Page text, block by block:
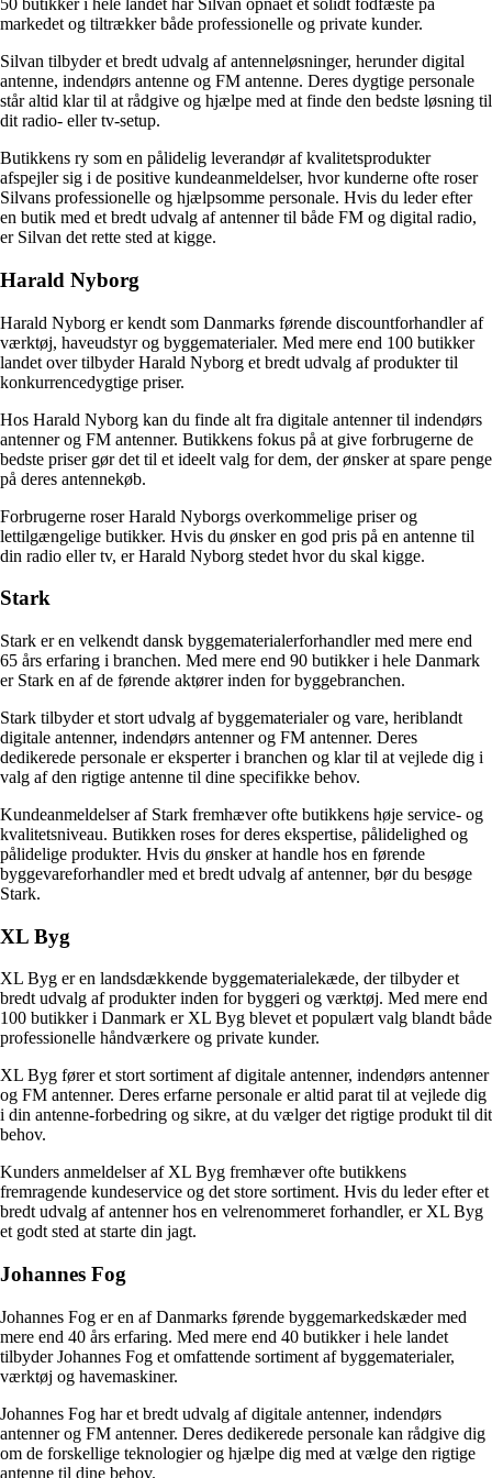
50 butikker i hele landet har Silvan opnået et solidt fodfæste på
markedet og tiltrækker både professionelle og private kunder.
Silvan tilbyder et bredt udvalg af antenneløsninger, herunder digital
antenne, indendørs antenne og FM antenne. Deres dygtige personale
står altid klar til at rådgive og hjælpe med at finde den bedste løsning til
dit radio- eller tv-setup.
Butikkens ry som en pålidelig leverandør af kvalitetsprodukter
afspejler sig i de positive kundeanmeldelser, hvor kunderne ofte roser
Silvans professionelle og hjælpsomme personale. Hvis du leder efter
en butik med et bredt udvalg af antenner til både FM og digital radio,
er Silvan det rette sted at kigge.
Harald Nyborg
Harald Nyborg er kendt som Danmarks førende discountforhandler af
værktøj, haveudstyr og byggematerialer. Med mere end 100 butikker
landet over tilbyder Harald Nyborg et bredt udvalg af produkter til
konkurrencedygtige priser.
Hos Harald Nyborg kan du finde alt fra digitale antenner til indendørs
antenner og FM antenner. Butikkens fokus på at give forbrugerne de
bedste priser gør det til et ideelt valg for dem, der ønsker at spare penge
på deres antennekøb.
Forbrugerne roser Harald Nyborgs overkommelige priser og
lettilgængelige butikker. Hvis du ønsker en god pris på en antenne til
din radio eller tv, er Harald Nyborg stedet hvor du skal kigge.
Stark
Stark er en velkendt dansk byggematerialerforhandler med mere end
65 års erfaring i branchen. Med mere end 90 butikker i hele Danmark
er Stark en af de førende aktører inden for byggebranchen.
Stark tilbyder et stort udvalg af byggematerialer og vare, heriblandt
digitale antenner, indendørs antenner og FM antenner. Deres
dedikerede personale er eksperter i branchen og klar til at vejlede dig i
valg af den rigtige antenne til dine specifikke behov.
Kundeanmeldelser af Stark fremhæver ofte butikkens høje service- og
kvalitetsniveau. Butikken roses for deres ekspertise, pålidelighed og
pålidelige produkter. Hvis du ønsker at handle hos en førende
byggevareforhandler med et bredt udvalg af antenner, bør du besøge
Stark.
XL Byg
XL Byg er en landsdækkende byggematerialekæde, der tilbyder et
bredt udvalg af produkter inden for byggeri og værktøj. Med mere end
100 butikker i Danmark er XL Byg blevet et populært valg blandt både
professionelle håndværkere og private kunder.
XL Byg fører et stort sortiment af digitale antenner, indendørs antenner
og FM antenner. Deres erfarne personale er altid parat til at vejlede dig
i din antenne-forbedring og sikre, at du vælger det rigtige produkt til dit
behov.
Kunders anmeldelser af XL Byg fremhæver ofte butikkens
fremragende kundeservice og det store sortiment. Hvis du leder efter et
bredt udvalg af antenner hos en velrenommeret forhandler, er XL Byg
et godt sted at starte din jagt.
Johannes Fog
Johannes Fog er en af Danmarks førende byggemarkedskæder med
mere end 40 års erfaring. Med mere end 40 butikker i hele landet
tilbyder Johannes Fog et omfattende sortiment af byggematerialer,
værktøj og havemaskiner.
Johannes Fog har et bredt udvalg af digitale antenner, indendørs
antenner og FM antenner. Deres dedikerede personale kan rådgive dig
om de forskellige teknologier og hjælpe dig med at vælge den rigtige
antenne til dine behov.